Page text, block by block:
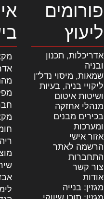
פורומים
ליעוץ
אדריכלות, תכנון
ובניה
שמאות, מיסוי נדל"ן
ליקויי בניה, בעיות
ושיטות איטום
מנהלי אחזקה
בכירים מבנים
ומערכות
אזור אישי
הרשמה לאתר
התחברות
צור קשר
אודות
מגזין: בנייה